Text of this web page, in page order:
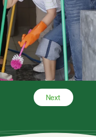
Next